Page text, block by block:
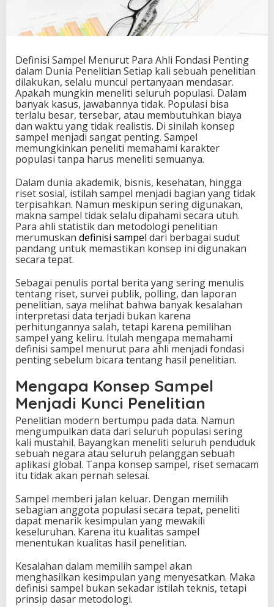
a
r
h
l
i
F
o
n
d
a
s
i
e
n
t
i
n
g
d
a
m
D
u
n
i
a
P
n
e
l
i
t
i
a
n
Definisi Sampel Menurut Para Ahli Fondasi Penting
dalam Dunia Penelitian Setiap kali sebuah penelitian
dilakukan, selalu muncul pertanyaan mendasar.
Apakah mungkin meneliti seluruh populasi. Dalam
banyak kasus, jawabannya tidak. Populasi bisa
terlalu besar, tersebar, atau membutuhkan biaya
dan waktu yang tidak realistis. Di sinilah konsep
sampel menjadi sangat penting. Sampel
memungkinkan peneliti memahami karakter
populasi tanpa harus meneliti semuanya.
Dalam dunia akademik, bisnis, kesehatan, hingga
riset sosial, istilah sampel menjadi bagian yang tidak
terpisahkan. Namun meskipun sering digunakan,
makna sampel tidak selalu dipahami secara utuh.
Para ahli statistik dan metodologi penelitian
merumuskan definisi sampel dari berbagai sudut
pandang untuk memastikan konsep ini digunakan
secara tepat.
Sebagai penulis portal berita yang sering menulis
tentang riset, survei publik, polling, dan laporan
penelitian, saya melihat bahwa banyak kesalahan
interpretasi data terjadi bukan karena
perhitungannya salah, tetapi karena pemilihan
sampel yang keliru. Itulah mengapa memahami
definisi sampel menurut para ahli menjadi fondasi
penting sebelum bicara tentang hasil penelitian.
Mengapa Konsep Sampel
Menjadi Kunci Penelitian
Penelitian modern bertumpu pada data. Namun
mengumpulkan data dari seluruh populasi sering
kali mustahil. Bayangkan meneliti seluruh penduduk
sebuah negara atau seluruh pelanggan sebuah
aplikasi global. Tanpa konsep sampel, riset semacam
itu tidak akan pernah selesai.
Sampel memberi jalan keluar. Dengan memilih
sebagian anggota populasi secara tepat, peneliti
dapat menarik kesimpulan yang mewakili
keseluruhan. Karena itu kualitas sampel
menentukan kualitas hasil penelitian.
Kesalahan dalam memilih sampel akan
menghasilkan kesimpulan yang menyesatkan. Maka
definisi sampel bukan sekadar istilah teknis, tetapi
prinsip dasar metodologi.